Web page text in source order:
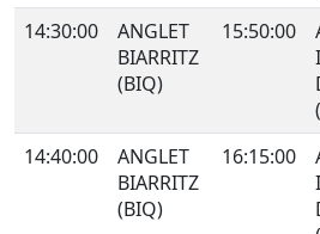
14:30:00
ANGLET
BIARRITZ
(BIQ)
15:50:00
14:40:00
ANGLET
BIARRITZ
(BIQ)
16:15:00